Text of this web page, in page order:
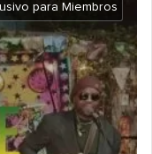
para Miembros